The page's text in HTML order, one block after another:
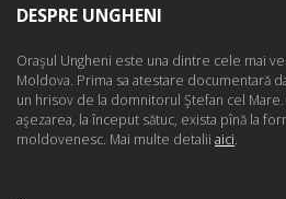
DESPRE UNGHENI
Oraşul Ungheni este una dintre cele mai
Moldova. Prima sa atestare documentară
un hrisov de la domnitorul Ştefan cel
aşezarea, la început sătuc, exista pînă la
moldovenesc. Mai multe detalii aici.